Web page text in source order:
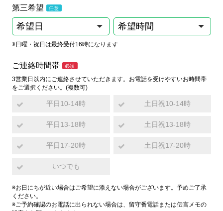
第三希望
※日曜・祝日は最終受付16時になります
ご連絡時間帯
3営業日以内にご連絡させていただきます。お電話を受けやすいお時間帯
をご選択ください。(複数可)
平日10-14時 土日祝10-14時
平日13-18時 土日祝13-18時
平日17-20時 土日祝17-20時
いつでも
※お日にちが近い場合はご希望に添えない場合がございます。予めご了承
ください。
※ご予約確認のお電話に出られない場合は、留守番電話または伝言メモの